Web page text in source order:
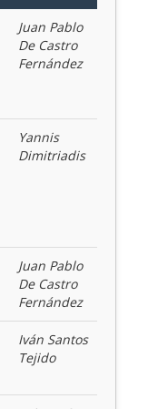
Juan Pablo
De Castro
Fernández
Yannis
Dimitriadis
Juan Pablo
De Castro
Fernández
Iván Santos
Tejido